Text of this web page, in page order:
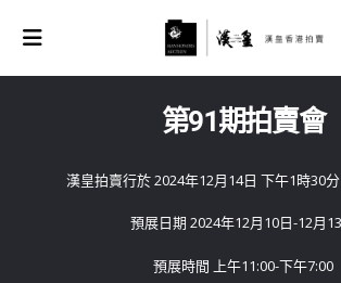
第91期拍賣會
漢皇拍賣行於 2024年12月14日 下午1時30
預展日期 2024年12月10日-12月
預展時間 上午11:00-下午7:00